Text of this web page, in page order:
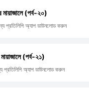
মায়াজালে (পর্ব-২০)
প্রতিলিপি অ্যাপ ডাউনলোড করুন
(পর্ব-২১)
প্রতিলিপি অ্যাপ ডাউনলোড করুন